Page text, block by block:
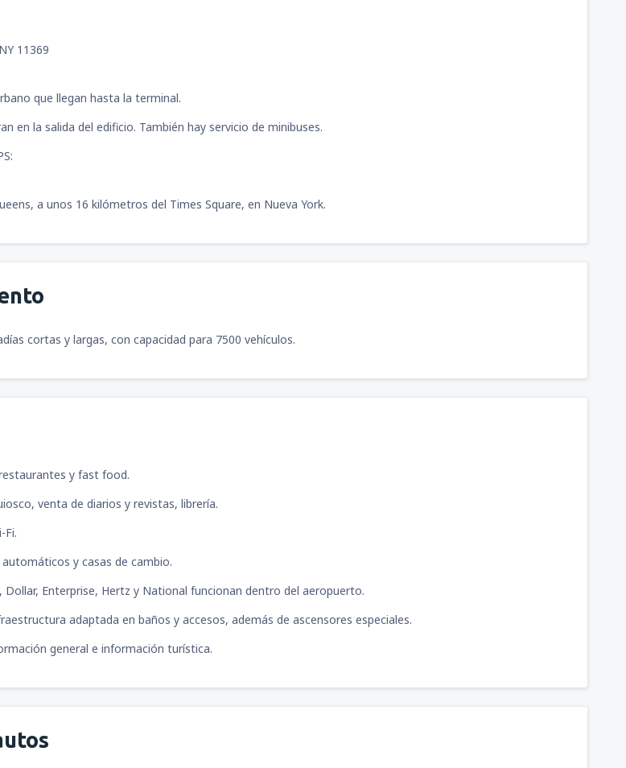
11369
que llegan hasta la terminal.
en la salida del edificio. También hay servicio de minibuses.
a unos 16 kilómetros del Times Square, en Nueva York.
cortas y largas, con capacidad para 7500 vehículos.
y fast food.
venta de diarios y revistas, librería.
Fi.
y casas de cambio.
Dollar, Enterprise, Hertz y National funcionan dentro del aeropuerto.
adaptada en baños y accesos, además de ascensores especiales.
general e información turística.